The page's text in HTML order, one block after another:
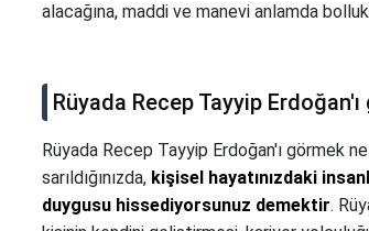
alacağına, maddi ve manevi anlamda
Rüyada Recep Tayyip
Rüyada Recep Tayyip Erdoğan'ı görmek
sarıldığınızda, kişisel hayatınızdaki
duygusu hissediyorsunuz demektir.